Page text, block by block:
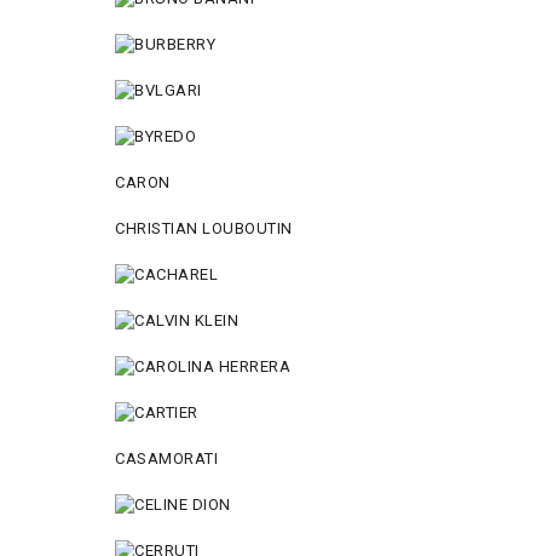
CARON
CHRISTIAN LOUBOUTIN
CASAMORATI